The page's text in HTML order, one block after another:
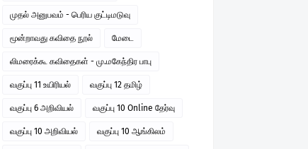
முதல் அனுபவம் - பெரிய குட்டிமடுவு
மூன்றாவது கவிதை நூல் மேடை
லிமரைக்கூ கவிதைகள் - மு.மகேந்திர பாபு
வகுப்பு 11 உயிரியல் வகுப்பு 12 தமிழ்
வகுப்பு 6 அறிவியல் வகுப்பு 10 Online தேர்வு
வகுப்பு 10 அறிவியல் வகுப்பு 10 ஆங்கிலம்